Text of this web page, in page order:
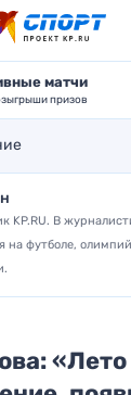
матчи
призов
KP.RU. В
на футболе,